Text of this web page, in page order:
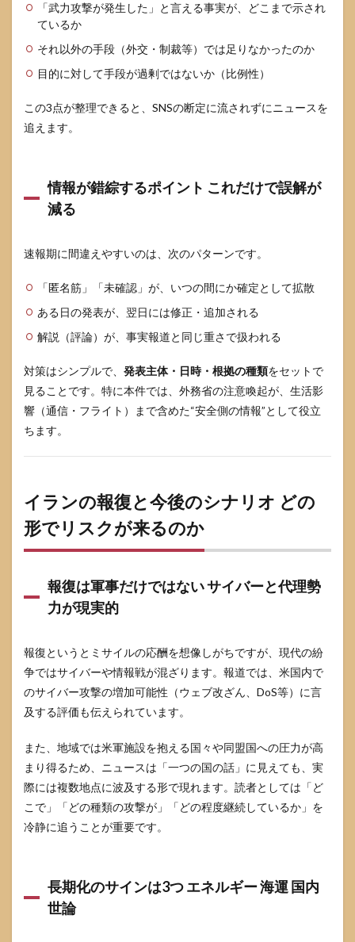
「武力攻撃が発生した」と言える事実が、どこまで示され
ているか
それ以外の手段（外交・制裁等）では足りなかったのか
目的に対して手段が過剰ではないか（比例性）
この3点が整理できると、SNSの断定に流されずにニュースを
追えます。
情報が錯綜するポイント これだけで誤解が
減る
速報期に間違えやすいのは、次のパターンです。
「匿名筋」「未確認」が、いつの間にか確定として拡散
ある日の発表が、翌日には修正・追加される
解説（評論）が、事実報道と同じ重さで扱われる
対策はシンプルで、 発表主体・日時・根拠の種類をセットで
見ることです。特に本件では、外務省の注意喚起が、生活影
響（通信・フライト）まで含めた“安全側の情報”として役立
ちます。
イランの報復と今後のシナリオ どの
形でリスクが来るのか
報復は軍事だけではない サイバーと代理勢
力が現実的
報復というとミサイルの応酬を想像しがちですが、現代の紛
争ではサイバーや情報戦が混ざります。報道では、米国内で
のサイバー攻撃の増加可能性（ウェブ改ざん、DoS等）に言
及する評価も伝えられています。
また、地域では米軍施設を抱える国々や同盟国への圧力が高
まり得るため、ニュースは「一つの国の話」に見えても、実
際には複数地点に波及する形で現れます。読者としては「ど
こで」「どの種類の攻撃が」「どの程度継続しているか」を
冷静に追うことが重要です。
長期化のサインは3つ エネルギー 海運 国内
世論